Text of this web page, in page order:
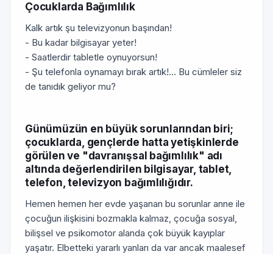
Çocuklarda Bağımlılık
Kalk artık şu televizyonun başından!
- Bu kadar bilgisayar yeter!
- Saatlerdir tabletle oynuyorsun!
- Şu telefonla oynamayı bırak artık!... Bu cümleler siz
de tanıdık geliyor mu?
Günümüzün en büyük sorunlarından biri;
çocuklarda, gençlerde hatta yetişkinlerde
görülen ve "davranışsal bağımlılık" adı
altında değerlendirilen bilgisayar, tablet,
telefon, televizyon bağımlılığıdır.
Hemen hemen her evde yaşanan bu sorunlar anne ile
çocuğun ilişkisini bozmakla kalmaz, çocuğa sosyal,
bilişsel ve psikomotor alanda çok büyük kayıplar
yaşatır. Elbetteki yararlı yanları da var ancak maalesef